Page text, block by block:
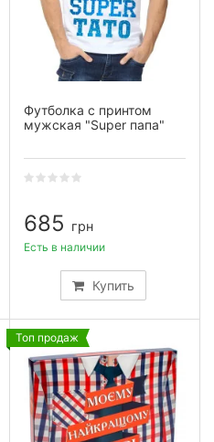
Футболка с принтом
мужская "Super папа"
685 грн
Купить
Есть в наличии
Топ продаж